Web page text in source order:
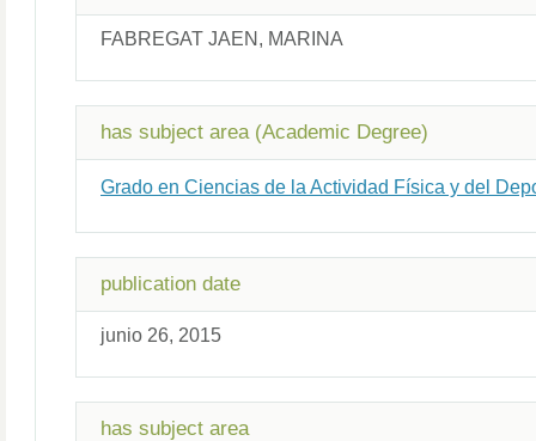
FABREGAT JAEN, MARINA
has subject area (Academic Degree)
Grado en Ciencias de la Actividad Física y del
publication date
junio 26, 2015
has subject area